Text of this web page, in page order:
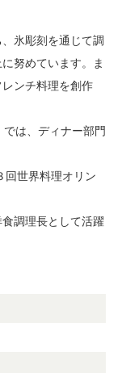
氷彫刻を通じて調
努めています。ま
ンチ料理を創作
は、ディナー部門
回世界料理オリン
調理長として活躍